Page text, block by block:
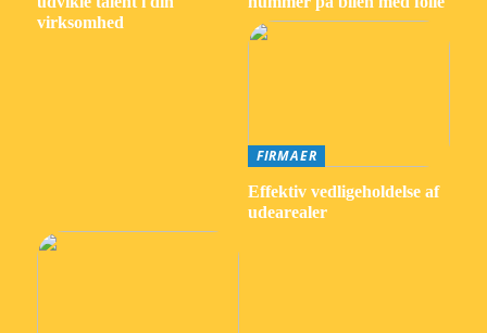
virksomhed
FIRMAER
Effektiv vedligeholdelse af
udearealer